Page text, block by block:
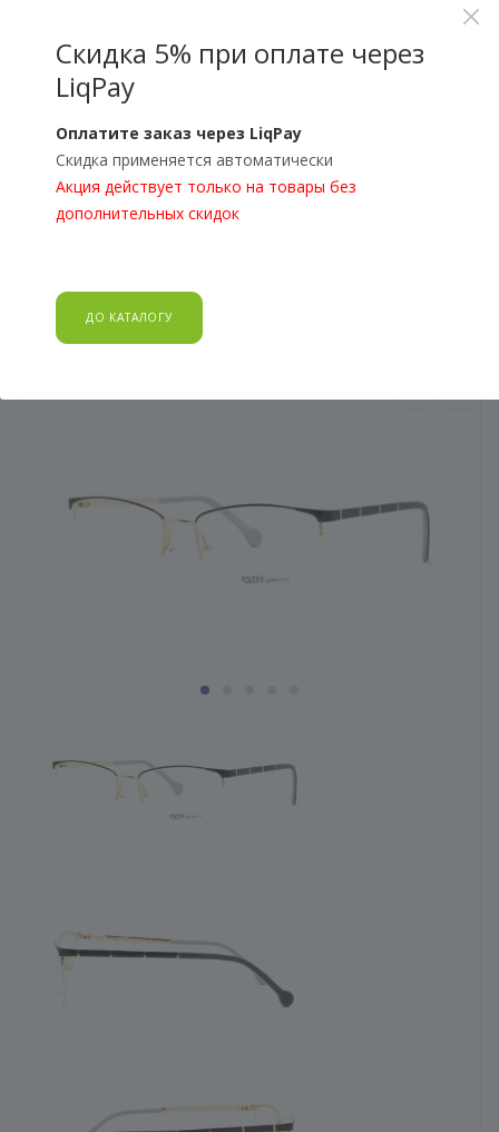
0
Каталог
Оптические оправы
Оправа для очков ESTEE
Pierre LT2000 C1 54
Скидка 5% при оплате через
LiqPay
Оплатите заказ через LiqPay
Скидка применяется автоматически
Акция действует только на товары без
дополнительных скидок
ДО КАТАЛОГУ